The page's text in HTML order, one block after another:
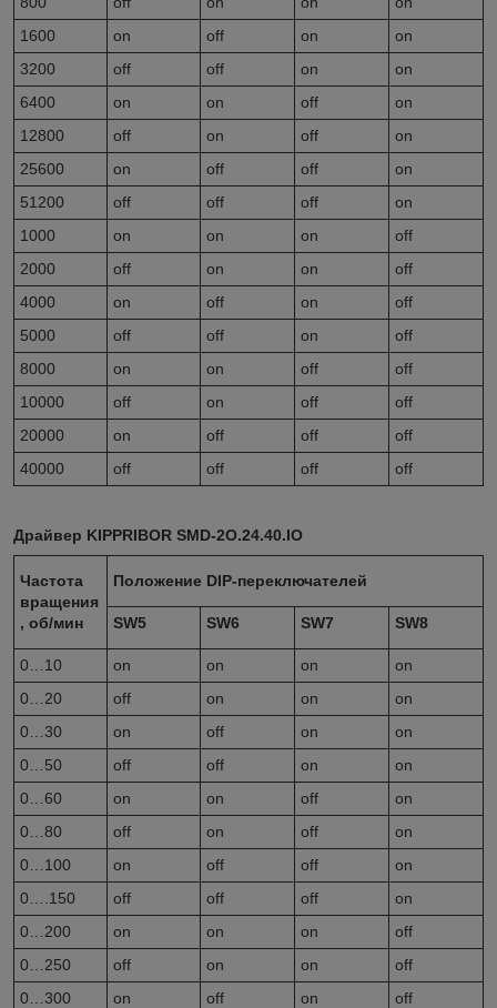
1600
on off on
on
3200
off off on
on
6400
on on off
on
12800
off on off
on
25600
on off off
on
51200
off off off
on
1000
on on on
off
2000
off on on
off
4000
on off on
off
5000
off off on
off
8000
on on off
off
10000
off on off
off
20000
on off off
off
40000
off off off off
Драйвер KIPPRIBOR SMD-2O.24.40.IO
Частота
вращения
, об/мин
Положение DIP-переключателей
SW5 SW6 SW7 SW8
0…10 on on on
on
0…20
off on on
on
0…30
on off on
on
0…50
off off on
on
0…60
on on off
on
0…80
off on off
on
0…100
on off off
on
0….150
off off off
on
0…200
on on on
off
0…250
off on on
off
0…300
on off on
off